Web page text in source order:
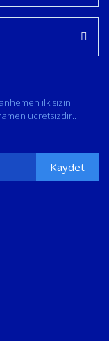
ilk sizin
ücretsizdir..
Kaydet